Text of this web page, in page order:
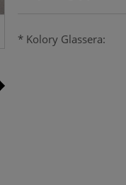
* Kolory Glassera: